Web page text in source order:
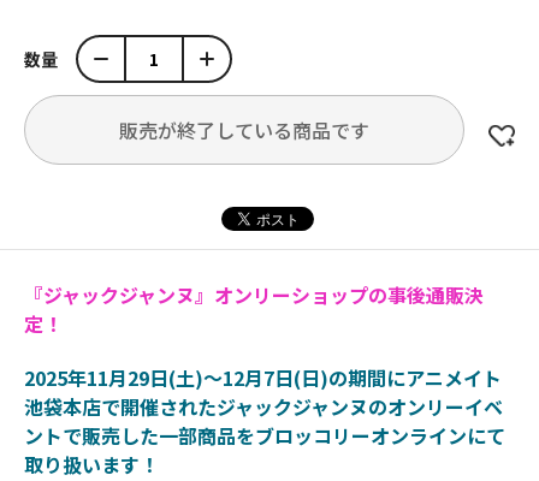
数量
販売が終了している商品です
『ジャックジャンヌ』オンリーショップの事後通販決
定！
2025年11月29日(土)～12月7日(日)の期間にアニメイト
池袋本店で開催されたジャックジャンヌのオンリーイベ
ントで販売した一部商品をブロッコリーオンラインにて
取り扱います！